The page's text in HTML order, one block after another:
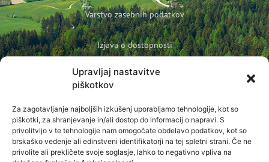
Upravljaj nastavitve
piškotkov
Za zagotavljanje najboljših izkušenj uporabljamo tehnologije, kot so
piškotki, za shranjevanje in/ali dostop do informacij o napravi. S
privolitvijo v te tehnologije nam omogočate obdelavo podatkov, kot so
brskaško vedenje ali edinstveni identifikatorji na tej spletni strani. Če ne
privolite ali prekličete svoje soglasje, lahko to negativno vpliva na
Varstvo zasebnih podatkov
Izjava o dostopnosti
Politika podjetja o varovanju otrok in mladoletnih oseb
Prijava na novice
Ime
E-pošta